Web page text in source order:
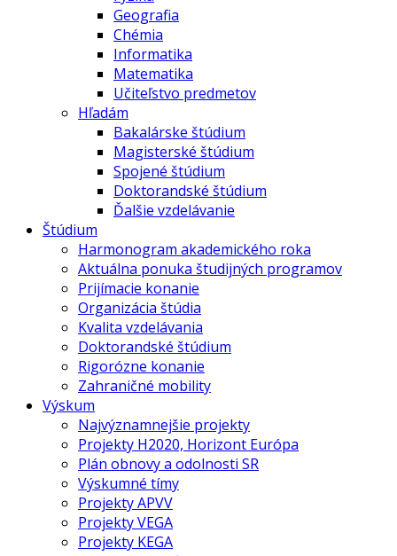
Geografia
Chémia
Informatika
Matematika
Učiteľstvo predmetov
Hľadám
Bakalárske štúdium
Magisterské štúdium
Spojené štúdium
Doktorandské štúdium
Ďalšie vzdelávanie
Štúdium
Harmonogram akademického roka
Aktuálna ponuka študijných programov
Prijímacie konanie
Organizácia štúdia
Kvalita vzdelávania
Doktorandské štúdium
Rigorózne konanie
Zahraničné mobility
Výskum
Najvýznamnejšie projekty
Projekty H2020, Horizont Európa
Plán obnovy a odolnosti SR
Výskumné tímy
Projekty APVV
Projekty VEGA
Projekty KEGA